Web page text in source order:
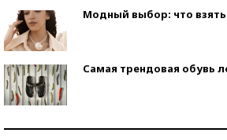
Модный выбор: что взять
Самая трендовая обувь